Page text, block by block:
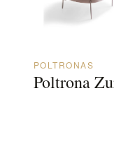
POLTRONAS
Poltrona